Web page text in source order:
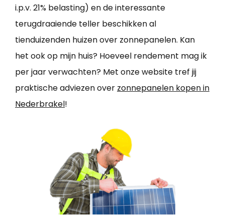
i.p.v. 21% belasting) en de interessante
terugdraaiende teller beschikken al
tienduizenden huizen over zonnepanelen. Kan
het ook op mijn huis? Hoeveel rendement mag ik
per jaar verwachten? Met onze website tref jij
praktische adviezen over zonnepanelen kopen in
Nederbrakel!